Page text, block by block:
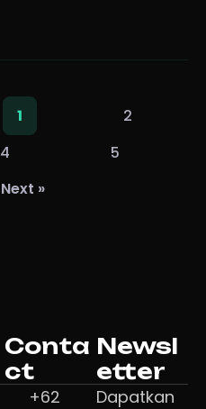
1
2
4
5
Next »
Conta
ct
+62
Newsl
etter
Dapatkan